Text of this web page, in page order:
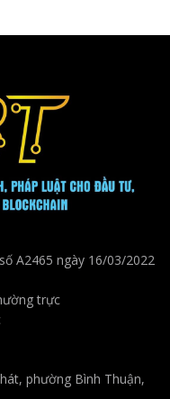
A2465 ngày 16/03/2022
trực
phường Bình Thuận,